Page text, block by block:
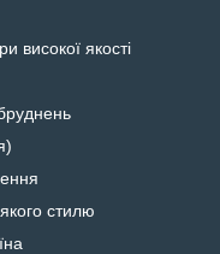
високої якості
стилю